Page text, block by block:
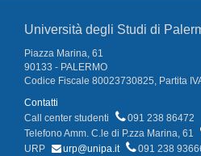
Università degli Studi di
Piazza Marina, 61
90133 - PALERMO
Codice Fiscale 80023730825, Partita
Contatti
Call center studenti
091 238 86472
Telefono Amm. C.le di P.zza Marina, 61
URP
urp@unipa.it
091 238